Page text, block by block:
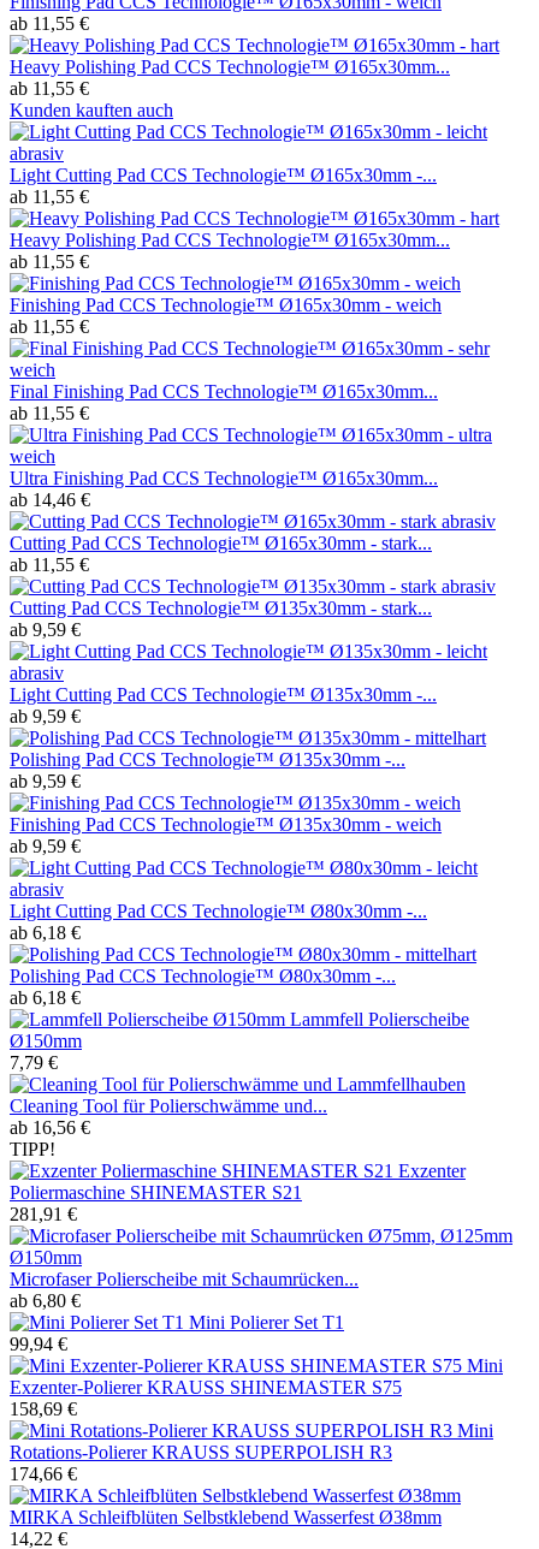
ab 11,55 €
Heavy Polishing Pad CCS Technologie™ Ø165x30mm...
ab 11,55 €
Kunden kauften auch
Light Cutting Pad CCS Technologie™ Ø165x30mm -...
ab 11,55 €
Heavy Polishing Pad CCS Technologie™ Ø165x30mm...
ab 11,55 €
Finishing Pad CCS Technologie™ Ø165x30mm - weich
ab 11,55 €
Final Finishing Pad CCS Technologie™ Ø165x30mm...
ab 11,55 €
Ultra Finishing Pad CCS Technologie™ Ø165x30mm...
ab 14,46 €
Cutting Pad CCS Technologie™ Ø165x30mm - stark...
ab 11,55 €
Cutting Pad CCS Technologie™ Ø135x30mm - stark...
ab 9,59 €
Light Cutting Pad CCS Technologie™ Ø135x30mm -...
ab 9,59 €
Polishing Pad CCS Technologie™ Ø135x30mm -...
ab 9,59 €
Finishing Pad CCS Technologie™ Ø135x30mm - weich
ab 9,59 €
Light Cutting Pad CCS Technologie™ Ø80x30mm -...
ab 6,18 €
Polishing Pad CCS Technologie™ Ø80x30mm -...
ab 6,18 €
Lammfell Polierscheibe
Ø150mm
7,79 €
Cleaning Tool für Polierschwämme und...
ab 16,56 €
TIPP!
Exzenter
Poliermaschine SHINEMASTER S21
281,91 €
Microfaser Polierscheibe mit Schaumrücken...
ab 6,80 €
Mini Polierer Set T1
99,94 €
Mini
Exzenter-Polierer KRAUSS SHINEMASTER S75
158,69 €
Mini
Rotations-Polierer KRAUSS SUPERPOLISH R3
174,66 €
MIRKA Schleifblüten Selbstklebend Wasserfest Ø38mm
14,22 €